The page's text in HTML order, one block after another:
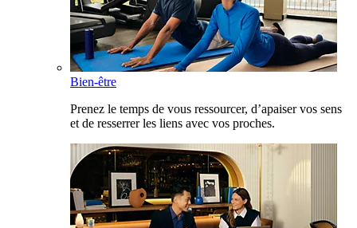
Bien-être
Prenez le temps de vous ressourcer, d’apaiser vos sens
et de resserrer les liens avec vos proches.